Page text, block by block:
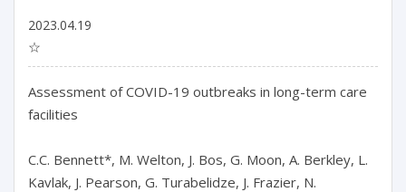
2023.04.19
☆
Assessment of COVID-19 outbreaks in long-term care
facilities
C.C. Bennett*, M. Welton, J. Bos, G. Moon, A. Berkley, L.
Kavlak, J. Pearson, G. Turabelidze, J. Frazier, N.